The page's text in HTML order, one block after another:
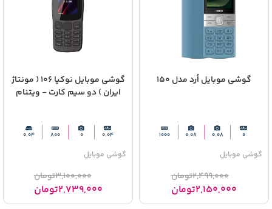
گوشی موبایل اُرد مدل 150
0
0.08
0.08
1000
گوشی موبایل
2,499,000تومان
2,150,000تومان
گوشی موبایل نوکیا 106 ( مونتاژ
ایران ) دو سیم‌ کارت - ویتنام
0.04
0
800
0.04
گوشی موبایل
3,100,000تومان
2,739,000تومان